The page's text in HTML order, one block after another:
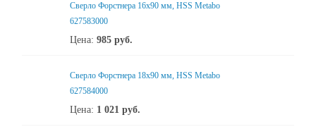
Сверло Форстнера 16х90 мм, HSS Metabo
627583000
Цена: 985 руб.
Сверло Форстнера 18х90 мм, HSS Metabo
627584000
Цена: 1 021 руб.